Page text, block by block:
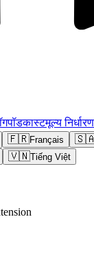
पॉडकास्टमूल्य निर्धारण
🇫🇷Français
🇻🇳Tiếng Việt